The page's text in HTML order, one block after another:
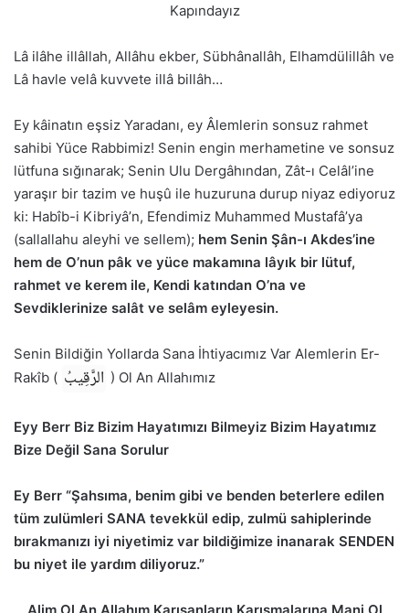
Kapındayız
Lâ ilâhe illâllah, Allâhu ekber, Sübhânallâh, Elhamdülillâh ve
Lâ havle velâ kuvvete illâ billâh…
Ey kâinatın eşsiz Yaradanı, ey Âlemlerin sonsuz rahmet
sahibi Yüce Rabbimiz! Senin engin merhametine ve sonsuz
lütfuna sığınarak; Senin Ulu Dergâhından, Zât-ı Celâl’ine
yaraşır bir tazim ve huşû ile huzuruna durup niyaz ediyoruz
ki: Habîb-i Kibriyâ’n, Efendimiz Muhammed Mustafâ’ya
(sallallahu aleyhi ve sellem); hem Senin Şân-ı Akdes’ine
hem de O’nun pâk ve yüce makamına lâyık bir lütuf,
rahmet ve kerem ile, Kendi katından O’na ve
Sevdiklerinize salât ve selâm eyleyesin.
Senin Bildiğin Yollarda Sana İhtiyacımız Var Alemlerin Er-
Rakîb ( الرَّقِيبُ ) Ol An Allahımız
Eyy Berr Biz Bizim Hayatımızı Bilmeyiz Bizim Hayatımız
Bize Değil Sana Sorulur
Ey Berr “Şahsıma, benim gibi ve benden beterlere edilen
tüm zulümleri SANA tevekkül edip, zulmü sahiplerinde
bırakmanızı iyi niyetimiz var bildiğimize inanarak SENDEN
bu niyet ile yardım diliyoruz.”
Alim Ol An Allahım Karışanların Karışmalarına Mani Ol